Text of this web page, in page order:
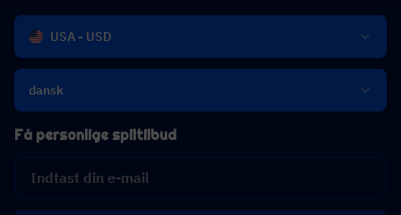
USA - USD
dansk
Få personlige spiltilbud